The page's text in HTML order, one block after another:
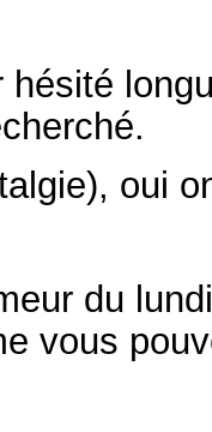
hésité
oui
du
vous